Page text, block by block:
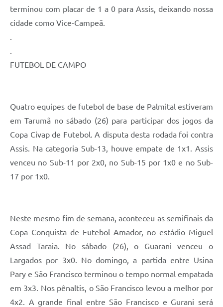
terminou com placar de 1 a 0 para Assis, deixando nossa
cidade como Vice-Campeã.
FUTEBOL DE CAMPO
Quatro equipes de futebol de base de Palmital estiveram
em Tarumã no sábado (26) para participar dos jogos da
Copa Civap de Futebol. A disputa desta rodada foi contra
Assis. Na categoria Sub-13, houve empate de 1x1. Assis
venceu no Sub-11 por 2x0, no Sub-15 por 1x0 e no Sub-
17 por 1x0.
Neste mesmo fim de semana, aconteceu as semifinais da
Copa Conquista de Futebol Amador, no estádio Miguel
Assad Taraia. No sábado (26), o Guarani venceu o
Largados por 3x0. No domingo, a partida entre Usina
Pary e São Francisco terminou o tempo normal empatada
em 3x3. Nos pênaltis, o São Francisco levou a melhor por
4x2. A grande final entre São Francisco e Gurani será